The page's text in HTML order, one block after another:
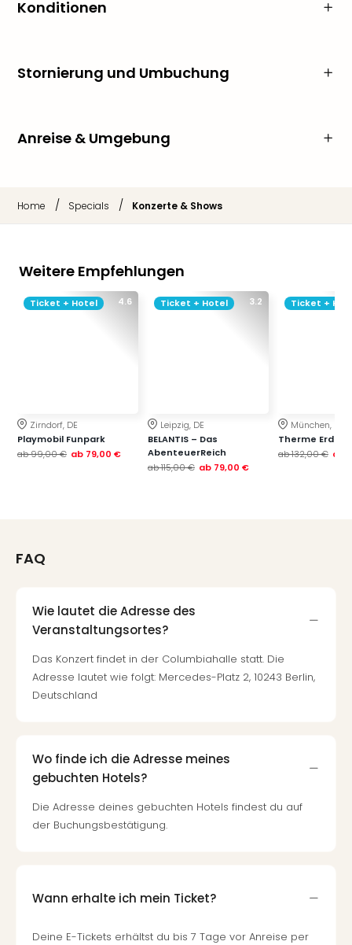
Konditionen
Stornierung und Umbuchung
Anreise & Umgebung
Home / Specials / Konzerte & Shows
Weitere Empfehlungen
4.6
Ticket + Hotel
Zirndorf, DE
Playmobil Funpark
ab99,00 € ab 79,00 €
3.2
Ticket + Hotel
Leipzig, DE
BELANTIS – Das
AbenteuerReich
ab115,00 € ab 79,00 €
Ticket +
München, DE
Therme Erding
ab132,00 € ab
FAQ
Wie lautet die Adresse des
Veranstaltungsortes?
Das Konzert findet in der Columbiahalle statt. Die
Adresse lautet wie folgt: Mercedes-Platz 2, 10243 Berlin,
Deutschland
Wo finde ich die Adresse meines
gebuchten Hotels?
Die Adresse deines gebuchten Hotels findest du auf
der Buchungsbestätigung.
Wann erhalte ich mein Ticket?
Deine E-Tickets erhältst du bis 7 Tage vor Anreise per